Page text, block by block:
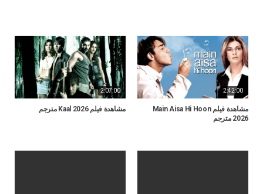
2:42:00
مشاهدة فيلم Main Aisa Hi Hoon
2026 مترجم
2:07:00
مشاهدة فيلم Kaal 2026 مترجم